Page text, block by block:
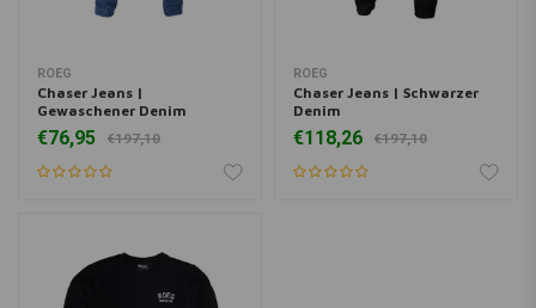
ROEG
Chaser Jeans |
Gewaschener Denim
€76,95 €197,10
ROEG
Chaser Jeans | Schwarzer
Denim
€118,26 €197,10